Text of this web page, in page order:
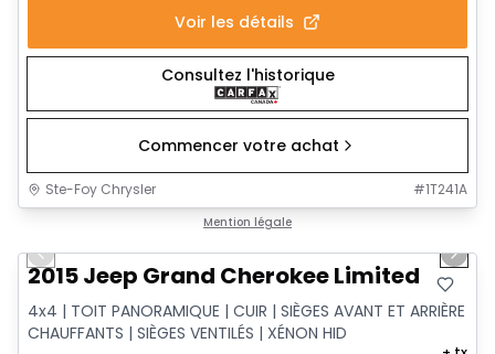
Voir les détails
Consultez l'historique
Commencer votre achat
Ste-Foy Chrysler #1T241A
Mention légale
Previous slide Next
2015 Jeep Grand Cherokee Limited
4x4 | TOIT PANORAMIQUE | CUIR | SIÈGES AVANT ET ARRIÈRE
CHAUFFANTS | SIÈGES VENTILÉS | XÉNON HID